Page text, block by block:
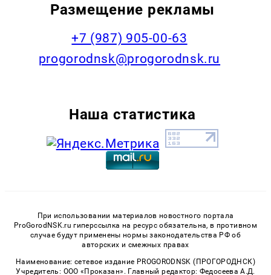
Размещение рекламы
+7 (987) 905-00-63
progorodnsk@progorodnsk.ru
Наша статистика
При использовании материалов новостного портала
ProGorodNSK.ru гиперссылка на ресурс обязательна, в противном
случае будут применены нормы законодательства РФ об
авторских и смежных правах
Наименование: сетевое издание PROGORODNSK (ПРОГОРОДНСК)
Учредитель: ООО «Проказан». Главный редактор: Федосеева А.Д.